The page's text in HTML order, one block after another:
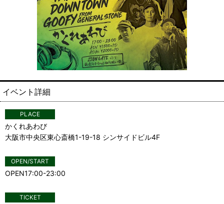
PLACE
かくれあわび
大阪市中央区東心斎橋1-19-18 シンサイドビル4F
OPEN/START
OPEN17:00-23:00
TICKET